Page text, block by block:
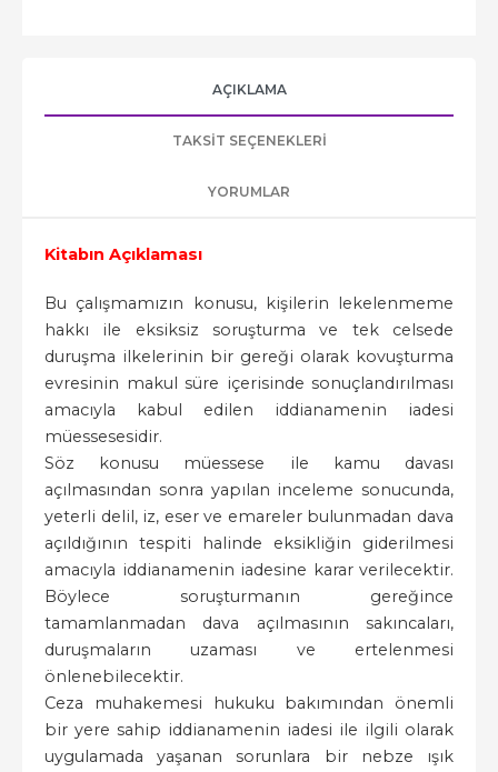
AÇIKLAMA
TAKSIT SEÇENEKLERI
YORUMLAR
Kitabın Açıklaması
Bu çalışmamızın konusu, kişilerin lekelenmeme
hakkı ile eksiksiz soruşturma ve tek celsede
duruşma ilkelerinin bir gereği olarak kovuşturma
evresinin makul süre içerisinde sonuçlandırılması
amacıyla kabul edilen iddianamenin iadesi
müessesesidir.
Söz konusu müessese ile kamu davası
açılmasından sonra yapılan inceleme sonucunda,
yeterli delil, iz, eser ve emareler bulunmadan dava
açıldığının tespiti halinde eksikliğin giderilmesi
amacıyla iddianamenin iadesine karar verilecektir.
Böylece soruşturmanın gereğince
tamamlanmadan dava açılmasının sakıncaları,
duruşmaların uzaması ve ertelenmesi
önlenebilecektir.
Ceza muhakemesi hukuku bakımından önemli
bir yere sahip iddianamenin iadesi ile ilgili olarak
uygulamada yaşanan sorunlara bir nebze ışık